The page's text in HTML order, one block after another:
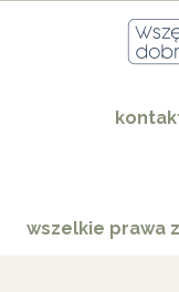
wszelkie prawa